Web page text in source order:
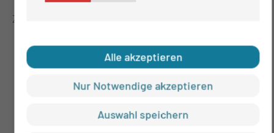
Zur Detailansicht
Alle akzeptieren
Nur Notwendige akzeptieren
Auswahl speichern